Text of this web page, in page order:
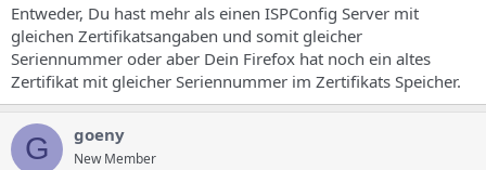
Entweder, Du hast mehr als einen ISPConfig Server mit
gleichen Zertifikatsangaben und somit gleicher
Seriennummer oder aber Dein Firefox hat noch ein altes
Zertifikat mit gleicher Seriennummer im Zertifikats Speicher.
G goeny
New Member